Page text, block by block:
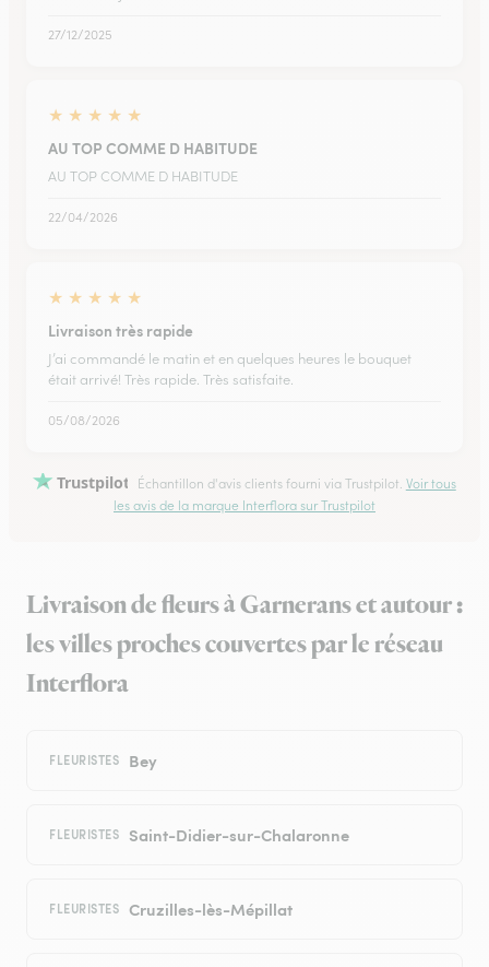
27/12/2025
★ ★ ★ ★ ★
AU TOP COMME D HABITUDE
AU TOP COMME D HABITUDE
22/04/2026
★ ★ ★ ★ ★
Livraison très rapide
J’ai commandé le matin et en quelques heures le bouquet
était arrivé! Très rapide. Très satisfaite.
05/08/2026
Trustpilot Échantillon d'avis clients fourni via Trustpilot. Voir tous
les avis de la marque Interflora sur Trustpilot
Livraison de fleurs à Garnerans et autour :
les villes proches couvertes par le réseau
Interflora
FLEURISTES Bey
FLEURISTES Saint-Didier-sur-Chalaronne
FLEURISTES Cruzilles-lès-Mépillat